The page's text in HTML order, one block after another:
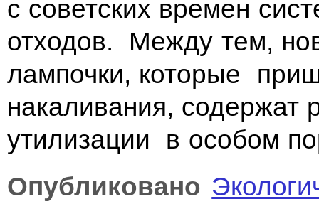
с советских времен
отходов. Между тем,
лампочки, которые
накаливания, содержат
утилизации в особом
Опубликовано